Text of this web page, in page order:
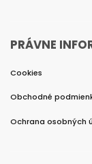
PRÁVNE
Cookies
Obchodné
Ochrana osobných